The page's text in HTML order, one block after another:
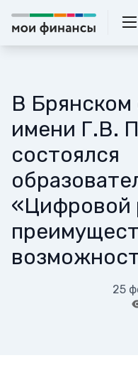
В
имени Г.В.
состоялся
«Цифровой
25